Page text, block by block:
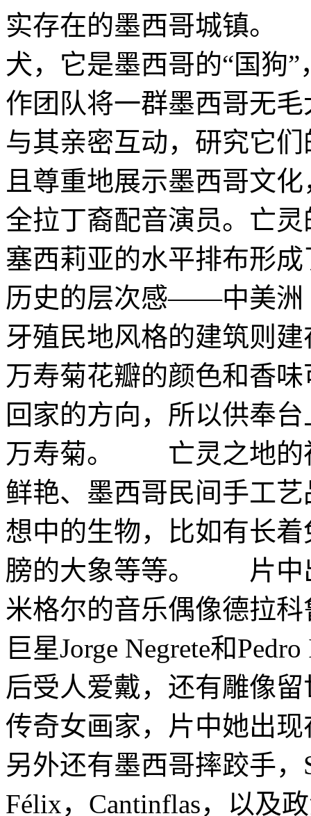
实存在的墨西哥城镇
犬，它是墨西哥的“国
作团队将一群墨西哥无
与其亲密互动，研究它
且尊重地展示墨西哥文
全拉丁裔配音演员。亡
塞西莉亚的水平排布形
历史的层次感——中美
牙殖民地风格的建筑则
万寿菊花瓣的颜色和香
回家的方向，所以供奉
万寿菊。 亡灵之地的
鲜艳、墨西哥民间手工
想中的生物，比如有长
膀的大象等等。 片中
米格尔的音乐偶像德拉
巨星Jorge Negrete和
后受人爱戴，还有雕像
传奇女画家，片中她出
另外还有墨西哥摔跤手，
Félix，Cantinflas，以及